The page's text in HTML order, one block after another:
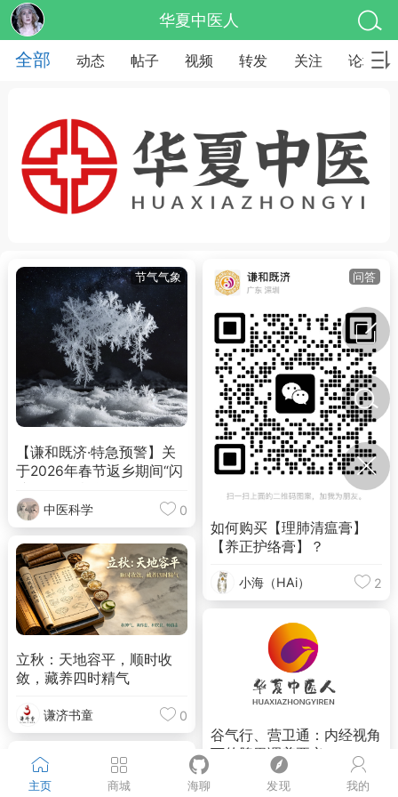
主页 商城 海聊 发现 我的
华夏中医人
全部 动态 帖子 视频 转发 关注 论坛
节气气象
【谦和既济·特急预警】关
于2026年春节返乡期间“闪
中医科学 0
问答
如何购买【理肺清瘟膏】
【养正护络膏】？
小海（HAi） 2
立秋：天地容平，顺时收
敛，藏养四时精气
谦济书童 0
谷气行、营卫通：内经视角
下的脾胃调养要义
谦济书童